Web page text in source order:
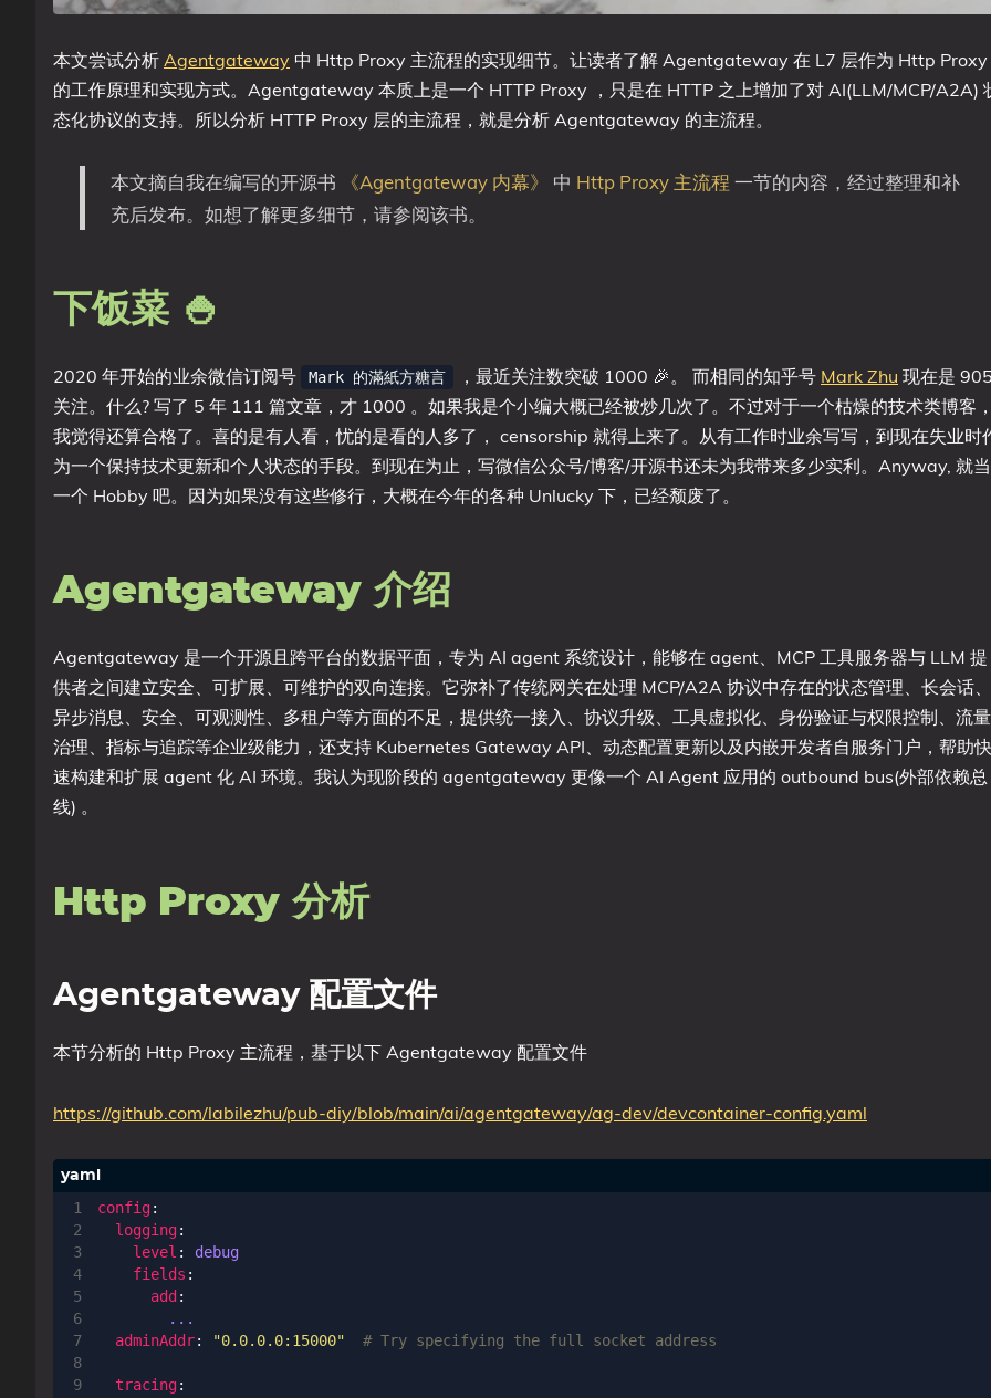
本文尝试分析 Agentgateway 中 Http Proxy 主流程的实现细节。让读者了解 Agentgateway 在 L7 层作为 Http Proxy
的工作原理和实现方式。Agentgateway 本质上是一个 HTTP Proxy ，只是在 HTTP 之上增加了对 AI(LLM/MCP/A2A)
态化协议的支持。所以分析 HTTP Proxy 层的主流程，就是分析 Agentgateway 的主流程。
本文摘自我在编写的开源书 《Agentgateway 内幕》 中 Http Proxy 主流程 一节的内容，经过整理和补
充后发布。如想了解更多细节，请参阅该书。
下饭菜 🍚
2020 年开始的业余微信订阅号 Mark 的滿紙方糖言 ，最近关注数突破 1000 🎉。 而相同的知乎号 Mark Zhu 现在是
关注。什么? 写了 5 年 111 篇文章，才 1000 。如果我是个小编大概已经被炒几次了。不过对于一个枯燥的技术类博客
我觉得还算合格了。喜的是有人看，忧的是看的人多了， censorship 就得上来了。从有工作时业余写写，到现在失业时
为一个保持技术更新和个人状态的手段。到现在为止，写微信公众号/博客/开源书还未为我带来多少实利。Anyway, 就当
一个 Hobby 吧。因为如果没有这些修行，大概在今年的各种 Unlucky 下，已经颓废了。
Agentgateway 介绍
Agentgateway 是一个开源且跨平台的数据平面，专为 AI agent 系统设计，能够在 agent、MCP 工具服务器与 LLM 提
供者之间建立安全、可扩展、可维护的双向连接。它弥补了传统网关在处理 MCP/A2A 协议中存在的状态管理、长会话、
异步消息、安全、可观测性、多租户等方面的不足，提供统一接入、协议升级、工具虚拟化、身份验证与权限控制、流量
治理、指标与追踪等企业级能力，还支持 Kubernetes Gateway API、动态配置更新以及内嵌开发者自服务门户，帮助快
速构建和扩展 agent 化 AI 环境。我认为现阶段的 agentgateway 更像一个 AI Agent 应用的 outbound bus(外部依赖总
线) 。
Http Proxy 分析
Agentgateway 配置文件
本节分析的 Http Proxy 主流程，基于以下 Agentgateway 配置文件
https://github.com/labilezhu/pub-diy/blob/main/ai/agentgateway/ag-dev/devcontainer-config.yaml
1
4
6
7
8
9
config:
logging:
level :
debug
fields :
add :
...
adminAddr: "0.0.0.0:15000" # Try specifying the full socket address
tracing: